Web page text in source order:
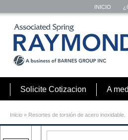
INICIO
Solicite Cotizacion A
Inicio » Resortes de torsión de acero inoxidable.